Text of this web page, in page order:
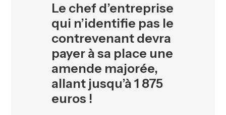
Le chef d’entreprise
qui n’identifie pas le
contrevenant devra
payer à sa place une
amende majorée,
allant jusqu’à 1 875
euros !